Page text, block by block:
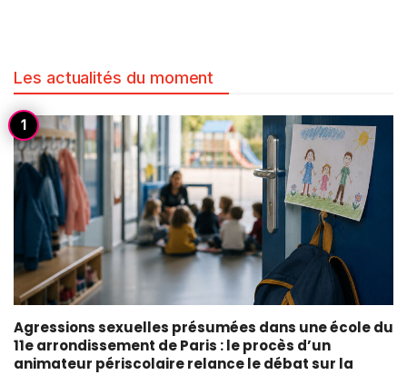
Les actualités du moment
Agressions sexuelles présumées dans une école du
11e arrondissement de Paris : le procès d’un
animateur périscolaire relance le débat sur la